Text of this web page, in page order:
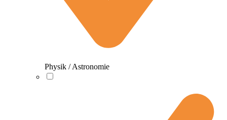
Physik / Astronomie